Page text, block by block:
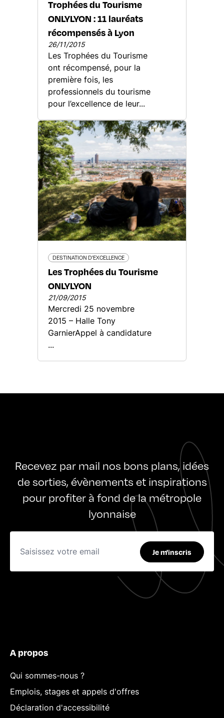
Trophées du Tourisme
ONLYLYON : 11 lauréats
récompensés à Lyon
26/11/2015
Les Trophées du Tourisme
ont récompensé, pour la
première fois, les
professionnels du tourisme
pour l’excellence de leur...
DESTINATION D'EXCELLENCE
Les Trophées du Tourisme
ONLYLYON
21/09/2015
Mercredi 25 novembre
2015 – Halle Tony
GarnierAppel à candidature
...
Recevez par mail nos bons plans, idées
de sorties, évènements et inspirations
pour profiter à fond de la métropole
lyonnaise
Je m'inscris
A propos
Qui sommes-nous ?
Emplois, stages et appels d'offres
Déclaration d'accessibilité